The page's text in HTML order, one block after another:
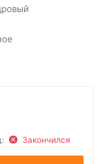
Закончился